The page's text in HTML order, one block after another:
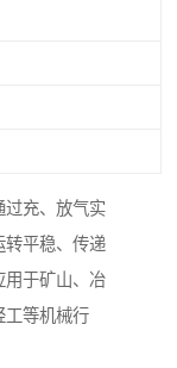
过充、放气实
转平稳、传递
用于矿山、冶
工等机械行